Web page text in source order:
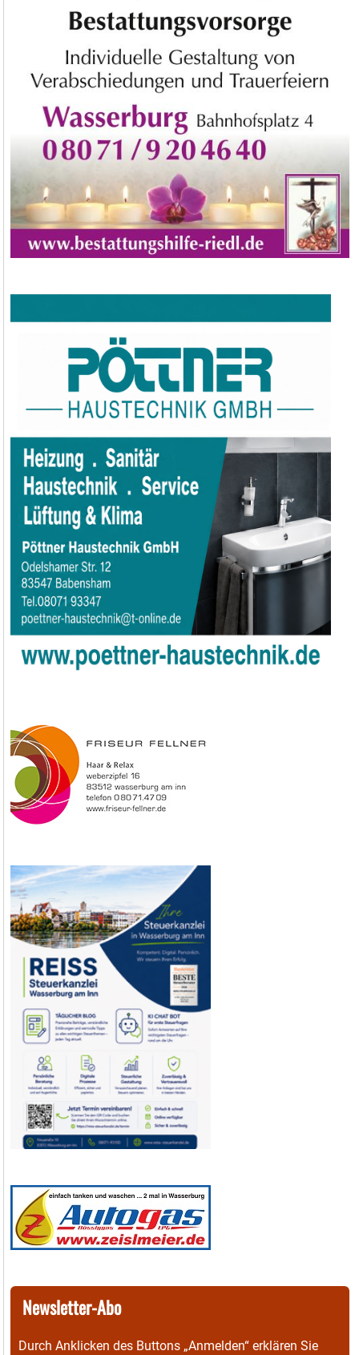
Newsletter-Abo
Durch Anklicken des Buttons „Anmelden“ erklären Sie